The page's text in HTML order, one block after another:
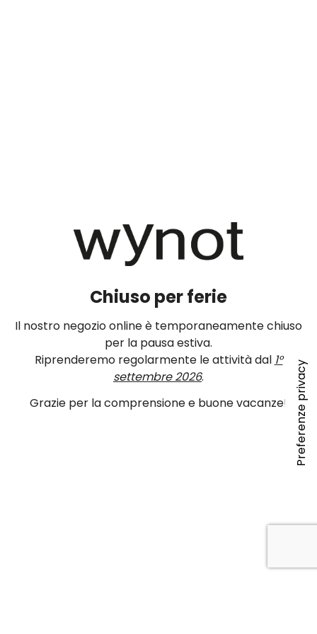
Chiuso per ferie
Il nostro negozio online è temporaneamente chiuso
per la pausa estiva.
Riprenderemo regolarmente le attività dal 1°
settembre 2026.
Grazie per la comprensione e buone vacanze!